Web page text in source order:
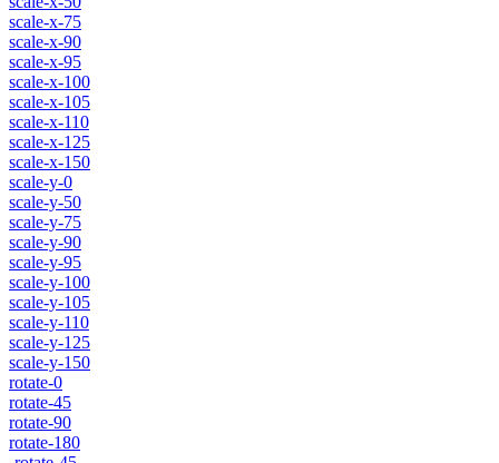
scale-x-75
scale-x-90
scale-x-95
scale-x-100
scale-x-105
scale-x-110
scale-x-125
scale-x-150
scale-y-0
scale-y-50
scale-y-75
scale-y-90
scale-y-95
scale-y-100
scale-y-105
scale-y-110
scale-y-125
scale-y-150
rotate-0
rotate-45
rotate-90
rotate-180